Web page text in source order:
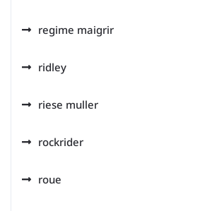
regime maigrir
ridley
riese muller
rockrider
roue